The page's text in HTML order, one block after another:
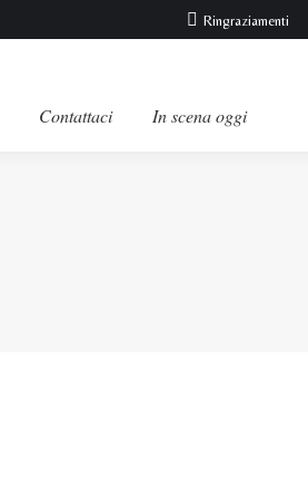
Ringraziamenti
Contattaci In scena oggi